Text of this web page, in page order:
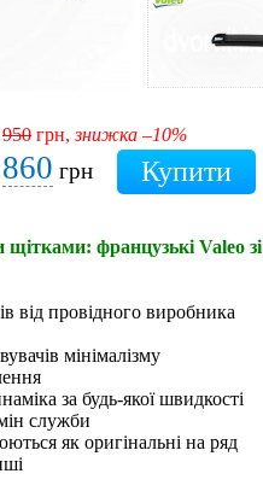
950 грн,знижка –10%
860 грн
французькі Valeo зі
від провідного виробника
мінімалізму
за будь-якої швидкості
служби
як оригінальні на ряд